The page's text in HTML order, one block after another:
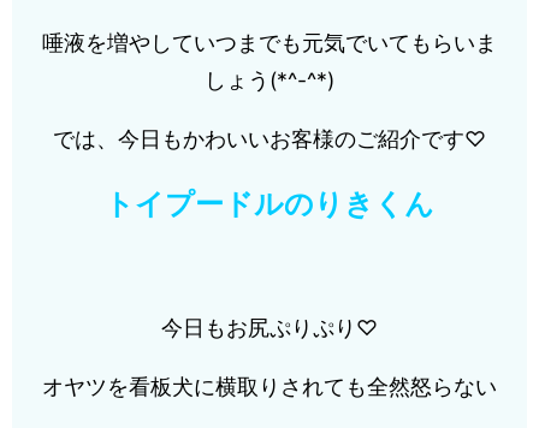
唾液を増やしていつまでも元気でいてもらいま
しょう(*^-^*)
では、今日もかわいいお客様のご紹介です♡
トイプードルのりきくん
今日もお尻ぷりぷり♡
オヤツを看板犬に横取りされても全然怒らない